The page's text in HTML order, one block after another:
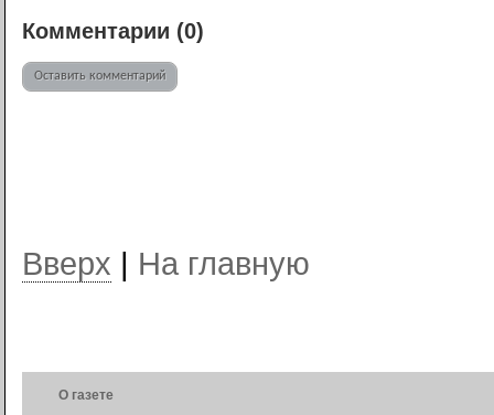
Комментарии (0)
Оставить комментарий
Вверх | На главную
О газете